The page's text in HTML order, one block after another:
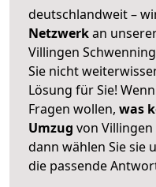
deutschlandweit –
Netzwerkan
Villingen
Sie nicht
Lösung für Sie!
Fragen wollen, was
Umzug von Villingen
dann wählen Sie sie
die passende